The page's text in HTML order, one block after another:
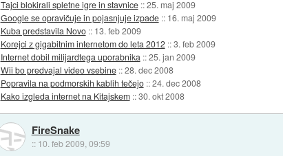
Tajci blokirali spletne igre in stavnice ::25. maj 2009
Google se opravičuje in pojasnjuje izpade :: 16. maj 2009
Kuba predstavila Novo :: 13. feb 2009
Korejci z gigabitnim internetom do leta 2012 ::3. feb 2009
Internet dobil milijardtega uporabnika ::25. jan 2009
Wii bo predvajal video vsebine ::28. dec 2008
Popravila na podmorskih kablih tečejo ::24. dec 2008
Kako izgleda internet na Kitajskem ::30. okt 2008
FireSnake
:: 10. feb 2009, 09:59